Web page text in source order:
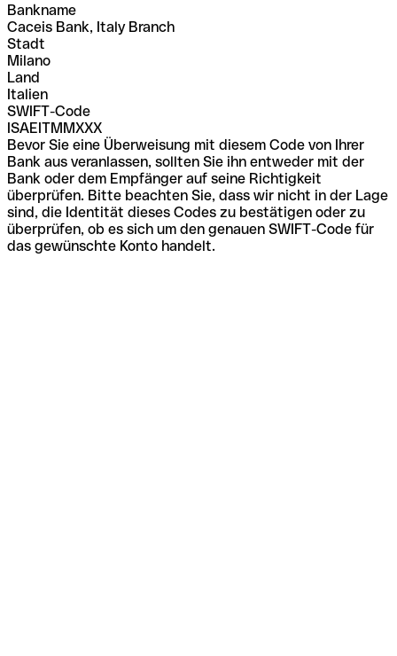
Bankname
Caceis Bank, Italy Branch
Stadt
Milano
Land
Italien
SWIFT-Code
ISAEITMMXXX
Bevor Sie eine Überweisung mit diesem Code von Ihrer
Bank aus veranlassen, sollten Sie ihn entweder mit der
Bank oder dem Empfänger auf seine Richtigkeit
überprüfen. Bitte beachten Sie, dass wir nicht in der Lage
sind, die Identität dieses Codes zu bestätigen oder zu
überprüfen, ob es sich um den genauen SWIFT-Code für
das gewünschte Konto handelt.